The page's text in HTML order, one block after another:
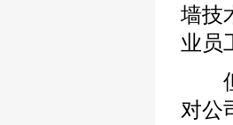
墙技
业员
但
对公